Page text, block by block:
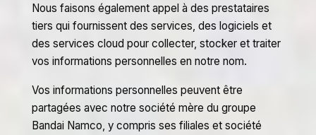
Nous faisons également appel à des prestataires
tiers qui fournissent des services, des logiciels et
des services cloud pour collecter, stocker et traiter
vos informations personnelles en notre nom.
Vos informations personnelles peuvent être
partagées avec notre société mère du groupe
Bandai Namco, y compris ses filiales et société